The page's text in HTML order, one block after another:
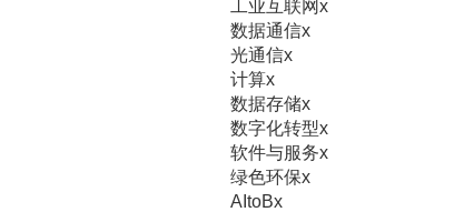
工业互联网x
数据通信x
光通信x
计算x
数据存储x
数字化转型x
软件与服务x
绿色环保x
AItoBx